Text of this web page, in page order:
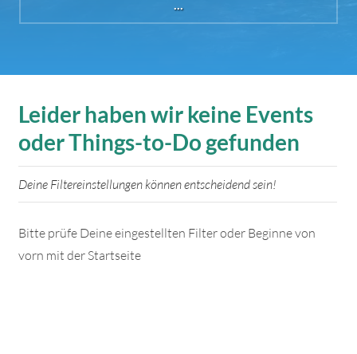
Leider haben wir keine Events
oder Things-to-Do gefunden
Deine Filtereinstellungen können entscheidend sein!
Bitte prüfe Deine eingestellten Filter oder Beginne von
vorn mit der Startseite